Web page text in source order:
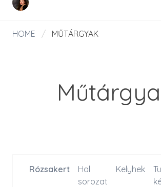
HOME / MŰTÁRGYAK
Rózsakert
Hal
sorozat
Kelyhek